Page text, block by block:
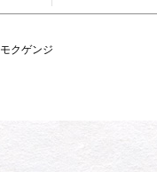
モクゲンジ